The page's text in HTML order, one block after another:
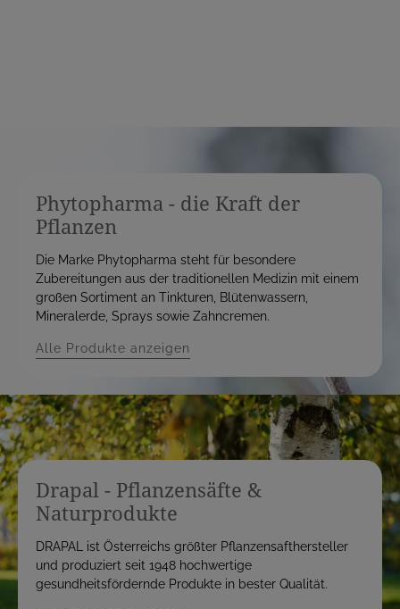
Phytopharma - die Kraft der
Pflanzen
Die Marke Phytopharma steht für besondere
Zubereitungen aus der traditionellen Medizin mit einem
großen Sortiment an Tinkturen, Blütenwassern,
Mineralerde, Sprays sowie Zahncremen.
Alle Produkte anzeigen
Drapal - Pflanzensäfte &
Naturprodukte
DRAPAL ist Österreichs größter Pflanzensafthersteller
und produziert seit 1948 hochwertige
gesundheitsfördernde Produkte in bester Qualität.